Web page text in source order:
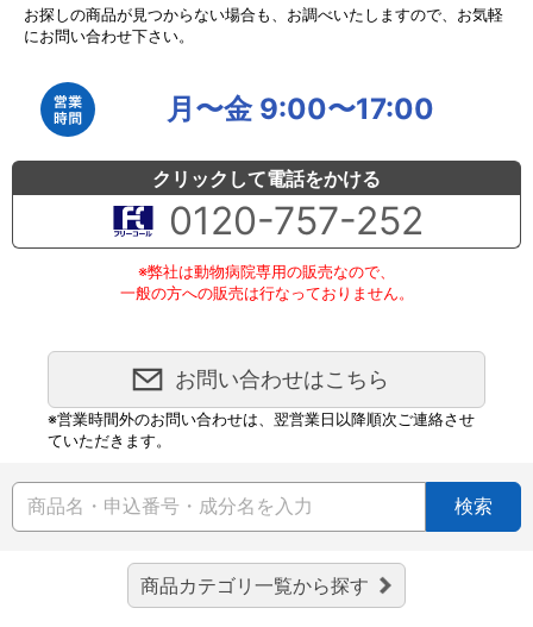
お探しの商品が見つからない場合も、お調べいたしますので、お気軽
にお問い合わせ下さい。
月〜金 9:00〜17:00
クリックして電話をかける
0120-757-252
※弊社は動物病院専用の販売なので、
一般の方への販売は行なっておりません。
お問い合わせはこちら
※営業時間外のお問い合わせは、翌営業日以降順次ご連絡させ
ていただきます。
検索
商品カテゴリ一覧から探す